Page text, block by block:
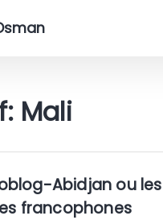
Mali
Abidjan ou les
francophones